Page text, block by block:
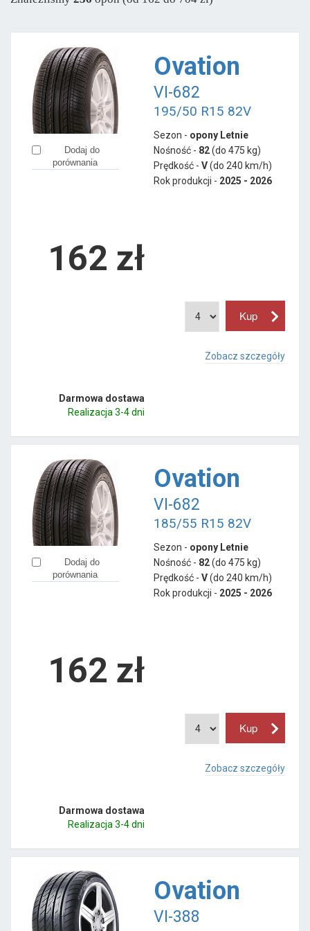
Semperit od 237 zł
Pozostałe marki
Accelera od 402 zł
Aplus od 164 zł
Apollo od 189 zł
Austone
Fortune
Gislaved od 277 zł
Dodaj do
porównania
Ovation
VI-682
195/50 R15 82V
Sezon - opony Letnie
Nośność - 82(do 475 kg)
Prędkość - V(do 240 km/h)
Rok produkcji - 2025 - 2026
162 zł
Zobacz szczegóły
Darmowa dostawa
Realizacja 3-4 dni
Dodaj do
porównania
Ovation
VI-682
185/55 R15 82V
Sezon - opony Letnie
Nośność - 82(do 475 kg)
Prędkość - V(do 240 km/h)
Rok produkcji - 2025 - 2026
162 zł
Zobacz szczegóły
Darmowa dostawa
Realizacja 3-4 dni
Ovation
VI-388